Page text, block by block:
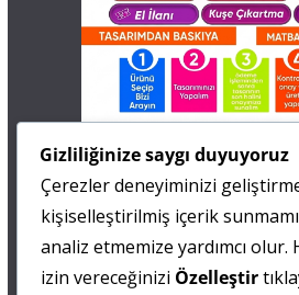
0 505 677 40 87
Fatma MARMARA
0 538 844 90 90
Gizliliğinize saygı duyuyoruz
Çerezler deneyiminizi
kişiselleştirilmiş içerik
analiz etmemize yardımcı olur.
izin vereceğinizi Özelleştir